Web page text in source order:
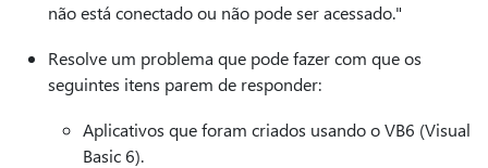
não está conectado ou não pode ser acessado."
Resolve um problema que pode fazer com que os
seguintes itens parem de responder:
Aplicativos que foram criados usando o VB6 (Visual
Basic 6).